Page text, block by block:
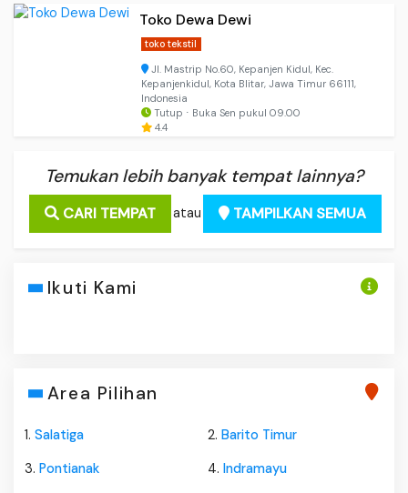
Toko Dewa Dewi
toko tekstil
Jl. Mastrip No.60, Kepanjen Kidul, Kec.
Kepanjenkidul, Kota Blitar, Jawa Timur 66111,
Indonesia
Tutup ⋅ Buka Sen pukul 09.00
4.4
Temukan lebih banyak tempat lainnya?
CARI TEMPAT atau TAMPILKAN SEMUA
Ikuti Kami
Area Pilihan
1. Salatiga 2. Barito Timur
3. Pontianak 4. Indramayu